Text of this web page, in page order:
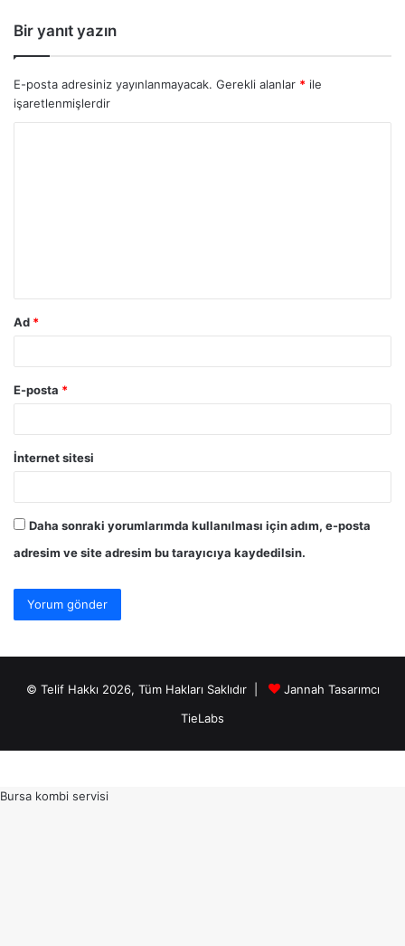
Bir yanıt yazın
E-posta adresiniz yayınlanmayacak. Gerekli alanlar * ile
işaretlenmişlerdir
Ad *
E-posta *
İnternet sitesi
Daha sonraki yorumlarımda kullanılması için adım, e-posta
adresim ve site adresim bu tarayıcıya kaydedilsin.
© Telif Hakkı 2026, Tüm Hakları Saklıdır |
Jannah Tasarımcı
TieLabs
Bursa kombi servisi